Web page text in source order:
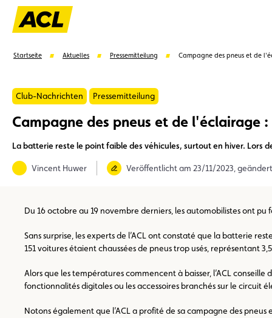
Mitglied Mitgliedervorteile Vignetten
Startseite Aktuelles Pressemitteilung Campagne des pneus et de
Club-Nachrichten Pressemitteilung
Campagne des pneus et de l'éclairage
La batterie reste le point faible des véhicules, surtout en hiver. Lors
Vincent Huwer Veröffentlicht am 23/11/2023,
Du 16 octobre au 19 novembre derniers, les automobilistes ont
Sans surprise, les experts de l’ACL ont constaté que la batterie
151 voitures étaient chaussées de pneus trop usés, représentant
Alors que les températures commencent à baisser, l’ACL
fonctionnalités digitales ou les accessoires branchés sur le circuit
Notons également que l’ACL a profité de sa campagne des